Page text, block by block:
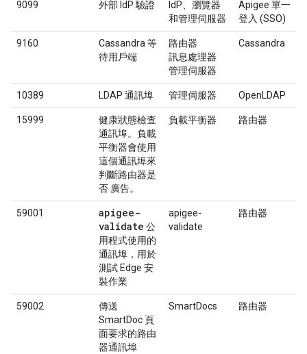
9099 外部 IdP 驗證
IdP、瀏覽器
和管理伺服器
Apigee 單一
登入 (SSO)
9160
Cassandra 等
待用戶端
路由器
訊息處理器
管理伺服器
Cassandra
10389 LDAP 通訊埠 管理伺服器 OpenLDAP
15999
健康狀態檢查
通訊埠。負載
平衡器會使用
這個通訊埠來
判斷路由器是
否 廣告。
負載平衡器 路由器
59001
apigee-
validate 公
用程式使用的
通訊埠，用於
測試 Edge 安
裝作業
apigee-
validate
路由器
59002
傳送
SmartDoc 頁
面要求的路由
器通訊埠
SmartDocs 路由器